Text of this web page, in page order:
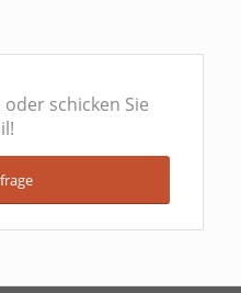
schicken Sie